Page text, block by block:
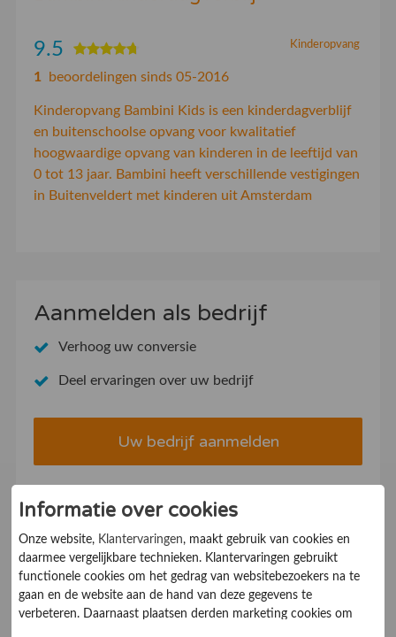
Kinderopvang
9.5
1 beoordelingen sinds 05-2016
Kinderopvang Bambini Kids is een kinderdagverblijf
en buitenschoolse opvang voor kwalitatief
hoogwaardige opvang van kinderen in de leeftijd van
0 tot 13 jaar. Bambini heeft verschillende vestigingen
in Buitenveldert met kinderen uit Amsterdam
Aanmelden als bedrijf
Verhoog uw conversie
Deel ervaringen over uw bedrijf
Uw bedrijf aanmelden
Lees recente artikelen
Cookiebanner op orde? Waarom ondernemers
daar in 2026 niet meer mee kunnen wachten
Informatie over cookies
Onze website, Klantervaringen, maakt gebruik van cookies en
daarmee vergelijkbare technieken. Klantervaringen gebruikt
functionele cookies om het gedrag van websitebezoekers na te
gaan en de website aan de hand van deze gegevens te
verbeteren. Daarnaast plaatsen derden marketing cookies om